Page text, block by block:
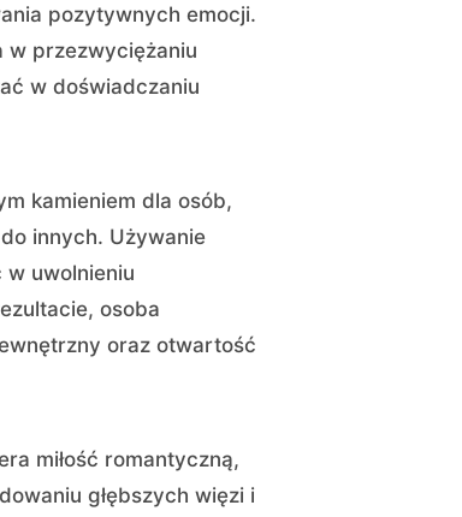
pozytywnych emocji.
w przezwyciężaniu
w doświadczaniu
kamieniem dla osób,
innych. Używanie
uwolnieniu
osoba
oraz otwartość
miłość romantyczną,
głębszych więzi i